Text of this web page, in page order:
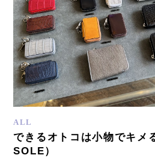
ALL
できるオトコは小物でキメ
SOLE）